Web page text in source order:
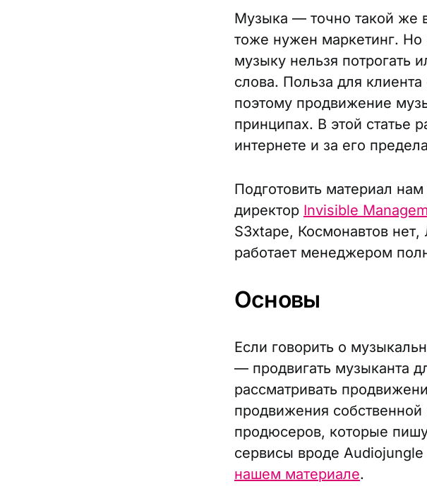
Музыка — точно такой же
тоже нужен маркетинг. Но
музыку нельзя потрогать
слова. Польза для
поэтому продвижение
принципах. В этой статье
интернете и за его
Подготовить материал
директор Invisible
S3xtape, Космонавтов
работает менеджером
Основы
Если говорить о
— продвигать музыканта
рассматривать
продвижения собственной
продюсеров, которые
сервисы вроде
нашем материале.